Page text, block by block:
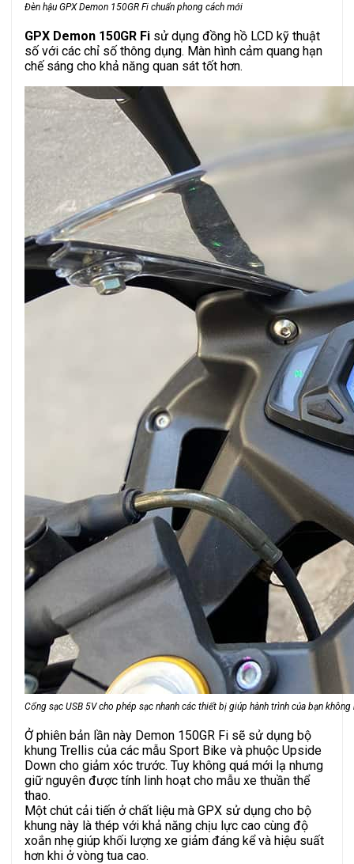
Đèn hậu GPX Demon 150GR Fi chuẩn phong cách mới
GPX Demon 150GR Fi sử dụng đồng hồ LCD kỹ thuật
số với các chỉ số thông dụng. Màn hình cảm quang hạn
chế sáng cho khả năng quan sát tốt hơn.
Cổng sạc USB 5V cho phép sạc nhanh các thiết bị giúp hành trình của bạn
Ở phiên bản lần này Demon 150GR Fi sẽ sử dụng bộ
khung Trellis của các mẫu Sport Bike và phuộc Upside
Down cho giảm xóc trước. Tuy không quá mới lạ nhưng
giữ nguyên được tính linh hoạt cho mẫu xe thuần thể
thao.
Một chút cải tiến ở chất liệu mà GPX sử dụng cho bộ
khung này là thép với khả năng chịu lực cao cùng độ
xoắn nhẹ giúp khối lượng xe giảm đáng kể và hiệu suất
hơn khi ở vòng tua cao.